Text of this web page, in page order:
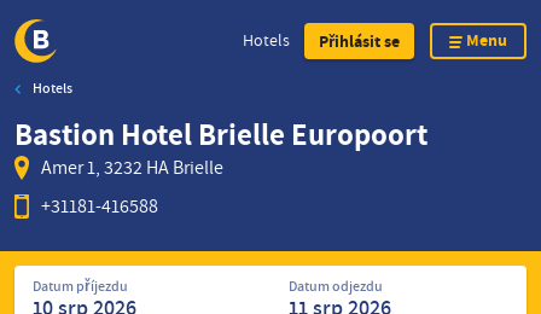
Skip
main
content
Hotels Přihlásit se Menu
Hotels
Bastion Hotel Brielle Europoort
Amer 1, 3232 HA Brielle
+31181-416588
Hledat
hotelyDatum příjezdu Datum odjezdu